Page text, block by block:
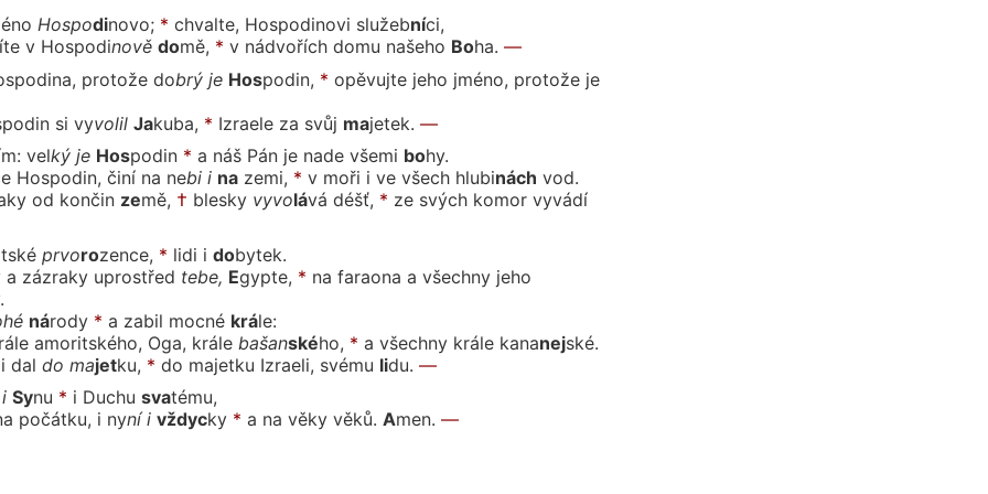
no Hospodinovo; * chvalte, Hospodinovi služebníci,
v Hospodinově domě, * v nádvořích domu našeho Boha. —
protože dobrý je Hospodin, * opěvujte jeho jméno, protože je
si vyvolil Jakuba, * Izraele za svůj majetek. —
velký je Hospodin * a náš Pán je nade všemi bohy.
Hospodin, činí na nebi i na zemi, * v moři i ve všech hlubinách vod.
od končin země, † blesky vyvolává déšť, * ze svých komor vyvádí
ské prvorozence, * lidi i dobytek.
a zázraky uprostřed tebe, Egypte, * na faraona a všechny jeho
hé národy * a zabil mocné krále:
amoritského, Oga, krále bašanského, * a všechny krále kananejské.
dal do majetku, * do majetku Izraeli, svému lidu. —
i Synu * i Duchu svatému,
počátku, i nyní i vždycky * a na věky věků. Amen. —